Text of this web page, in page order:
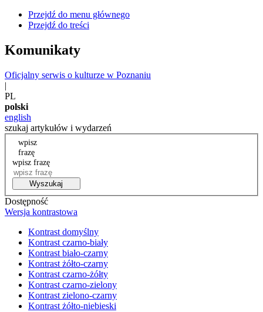
Przejdź do menu głównego
Przejdź do treści
Komunikaty
Oficjalny serwis o kulturze w Poznaniu
|
PL
polski
english
szukaj artykułów i wydarzeń
wpisz
frazę
wpisz frazę
Wyszukaj
Dostępność
Wersja kontrastowa
Kontrast domyślny
Kontrast czarno-biały
Kontrast biało-czarny
Kontrast żółto-czarny
Kontrast czarno-żółty
Kontrast czarno-zielony
Kontrast zielono-czarny
Kontrast żółto-niebieski